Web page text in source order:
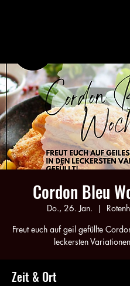
Cordon Bleu
Do., 26. Jan.
  |
Freut euch auf geil gefüllte
leckersten
Zeit & Ort